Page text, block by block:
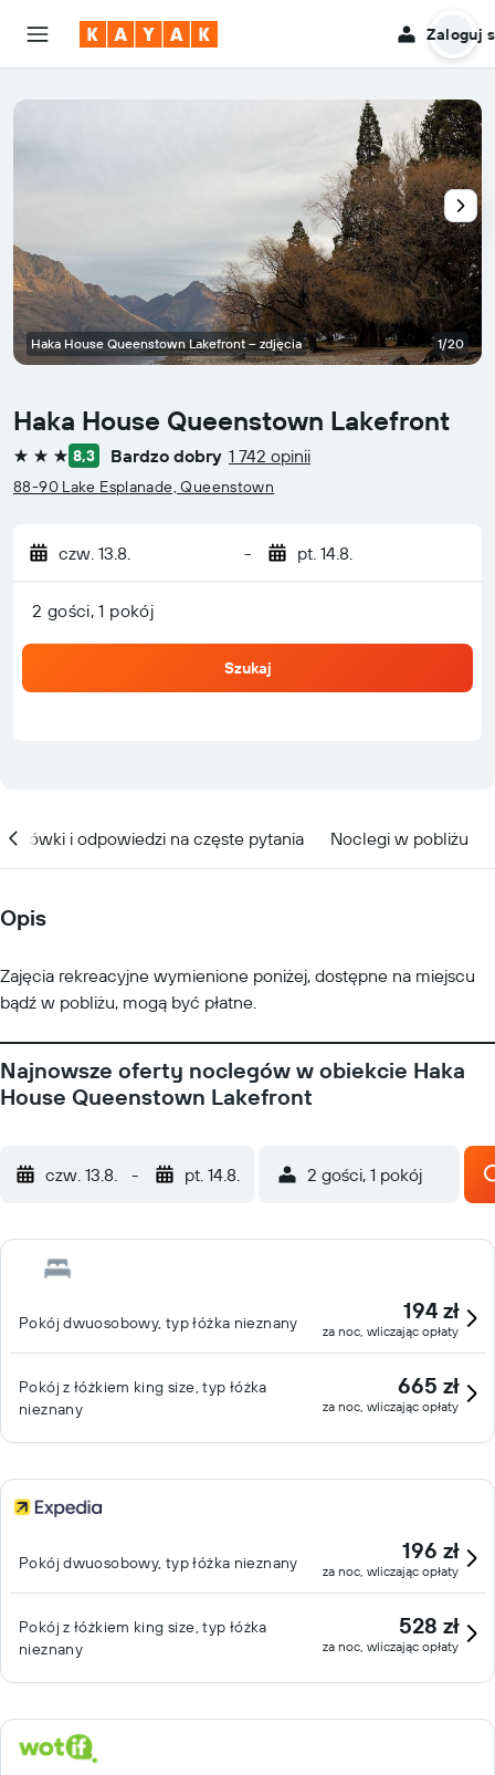
Zaloguj
Haka House Queenstown Lakefront
3 gwiazdki
8,3 Bardzo dobry 1 742 opinii
88-90 Lake Esplanade, Queenstown
czw. 13.8. - pt. 14.8.
2 gości, 1 pokój
Szukaj
Haka House Queenstown Lakefront – zdjęcia 1/20
i odpowiedzi na częste pytania Noclegi w pobliżu
Opis
Zajęcia rekreacyjne wymienione poniżej, dostępne na miejscu
bądź w pobliżu, mogą być płatne.
Najnowsze oferty noclegów w obiekcie Haka
House Queenstown Lakefront
czw. 13.8. - pt. 14.8. 2 gości, 1 pokój
Pokój dwuosobowy, typ łóżka nieznany 194 zł
za noc, wliczając opłaty
Pokój z łóżkiem king size, typ łóżka
nieznany
665 zł
za noc, wliczając opłaty
Pokój dwuosobowy, typ łóżka nieznany 196 zł
za noc, wliczając opłaty
Pokój z łóżkiem king size, typ łóżka
nieznany
528 zł
za noc, wliczając opłaty